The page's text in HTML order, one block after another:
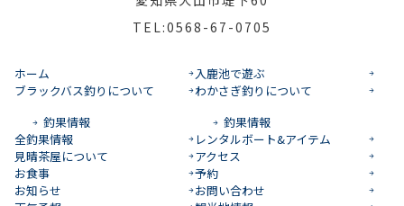
TEL:0568-67-0705
ホーム
入鹿池で遊ぶ
ブラックバス釣りについて
釣果情報
わかさぎ釣りについて
釣果情報
全釣果情報
レンタルボート&アイテム
見晴茶屋について
アクセス
お食事
予約
お知らせ
お問い合わせ